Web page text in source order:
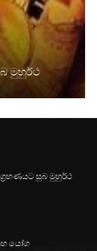
මුහුර්ථ
සුබ මුහුර්ථ
යෝග